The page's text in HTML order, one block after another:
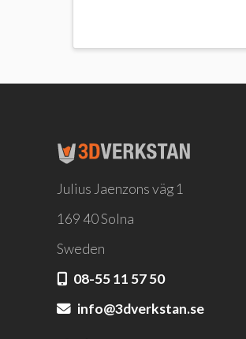
Julius Jaenzons väg 1
169 40 Solna
Sweden
08-55 11 57 50
info@3dverkstan.se